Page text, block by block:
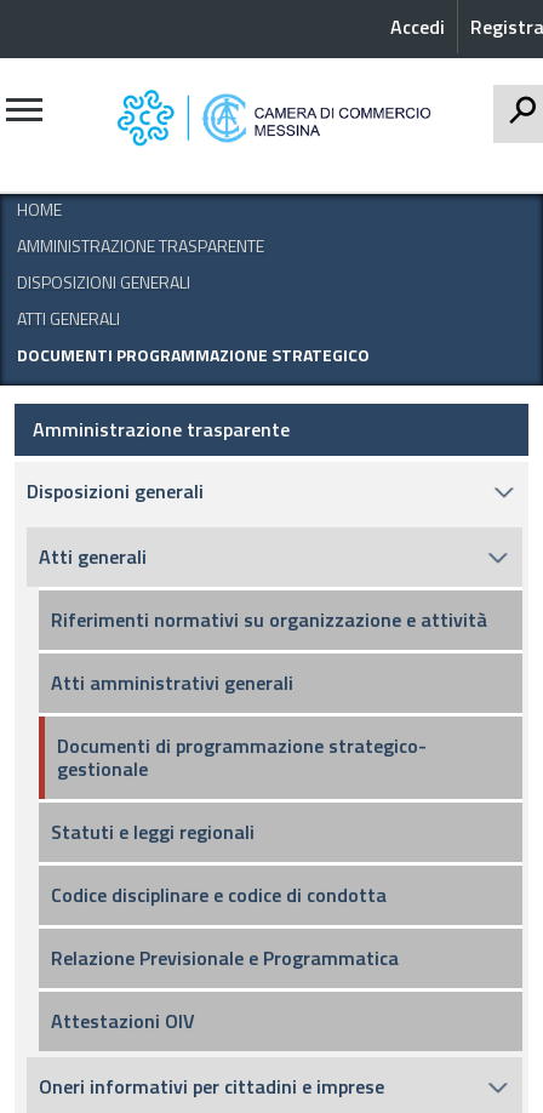
Accedi
HOME
AMMINISTRAZIONE TRASPARENTE
DISPOSIZIONI GENERALI
ATTI GENERALI
DOCUMENTI PROGRAMMAZIONE STRATEGICO
Amministrazione trasparente
Disposizioni generali
Atti generali
Riferimenti normativi su organizzazione e attività
Atti amministrativi generali
Documenti di programmazione strategico-
gestionale
Statuti e leggi regionali
Codice disciplinare e codice di condotta
Relazione Previsionale e Programmatica
Attestazioni OIV
Oneri informativi per cittadini e imprese